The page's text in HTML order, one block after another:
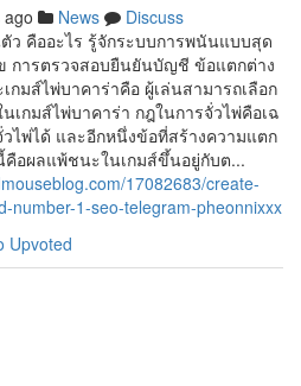
News
Discuss
ว คืออะไร รู้จักระบบการพนันแบบสุด
การตรวจสอบยืนยันบัญชี ข้อแตกต่าง
กมส์ไพ่บาคาร่าคือ ผู้เล่นสามารถเลือก
เกมส์ไพ่บาคาร่า กฎในการจั่วไพ่คือเฉ
ไพ่ได้ และอีกหนึ่งข้อที่สร้างความแตก
คือผลแพ้ชนะในเกมส์ขึ้นอยู่กับต...
17082683/create-
number-1-seo-telegram-pheonnixxx
Upvoted